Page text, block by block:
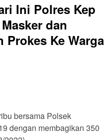
Ini Polres Kep
dan
Prokes Ke Warga
bersama Polsek
dengan membagikan 350